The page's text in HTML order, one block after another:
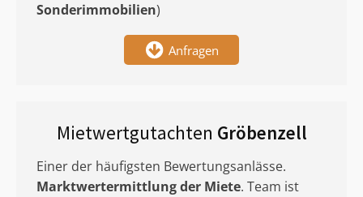
Sonderimmobilien)
Anfragen
Mietwertgutachten Gröbenzell
Einer der häufigsten Bewertungsanlässe.
Marktwertermittlungder Miete. Team ist